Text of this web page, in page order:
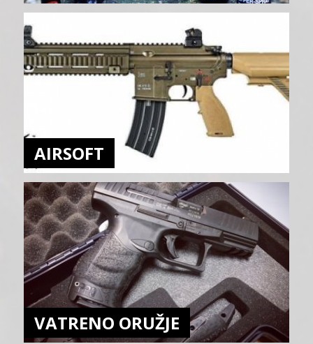
AIRSOFT
VATRENO ORUŽJE